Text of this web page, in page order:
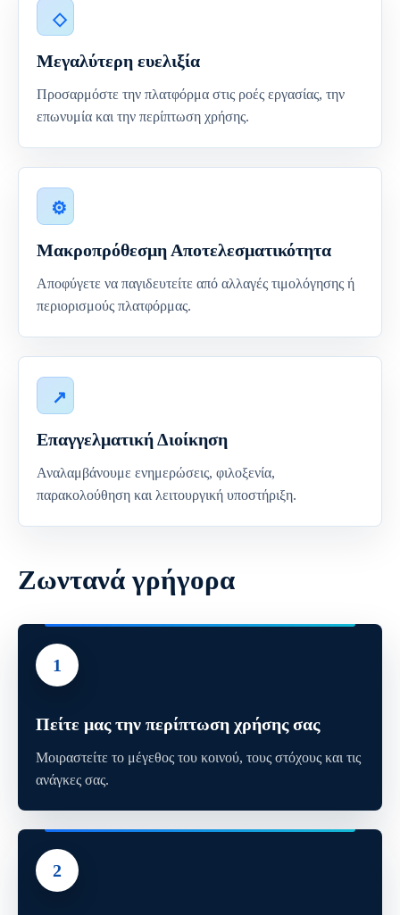
Μεγαλύτερη ευελιξία
Προσαρμόστε την πλατφόρμα στις ροές εργασίας, την
επωνυμία και την περίπτωση χρήσης.
Μακροπρόθεσμη Αποτελεσματικότητα
Αποφύγετε να παγιδευτείτε από αλλαγές τιμολόγησης ή
περιορισμούς πλατφόρμας.
Επαγγελματική Διοίκηση
Αναλαμβάνουμε ενημερώσεις, φιλοξενία,
παρακολούθηση και λειτουργική υποστήριξη.
Ζωντανά γρήγορα
1
Πείτε μας την περίπτωση χρήσης σας
Μοιραστείτε το μέγεθος του κοινού, τους στόχους και τις
ανάγκες σας.
2